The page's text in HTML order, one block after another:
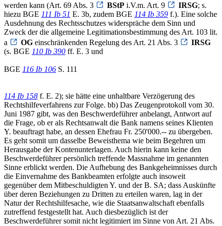
werden kann (Art. 69 Abs. 3
BStP i.V.m. Art. 9 IRSG; s.
hiezu BGE 111 Ib 51 E. 3b, zudem BGE 114 Ib 359 f.). Eine solche
Ausdehnung des Rechtsschutzes widerspräche dem Sinn und
Zweck der die allgemeine Legitimationsbestimmung des Art. 103 lit.
a
OG einschränkenden Regelung des Art. 21 Abs. 3
IRSG
(s. BGE 110 Ib 390 ff. E. 3 und
BGE 116 Ib 106 S. 111
114 Ib 158 f. E. 2); sie hätte eine unhaltbare Verzögerung des
Rechtshilfeverfahrens zur Folge. bb) Das Zeugenprotokoll vom 30.
Juni 1987 gibt, was den Beschwerdeführer anbelangt, Antwort auf
die Frage, ob er als Rechtsanwalt die Bank namens seines Klienten
Y. beauftragt habe, an dessen Ehefrau Fr. 250'000.-- zu übergeben.
Es geht somit um dasselbe Beweisthema wie beim Begehren um
Herausgabe der Kontenunterlagen. Auch hierin kann keine den
Beschwerdeführer persönlich treffende Massnahme im genannten
Sinne erblickt werden. Die Aufhebung des Bankgeheimnisses durch
die Einvernahme des Bankbeamten erfolgte auch insoweit
gegenüber dem Mitbeschuldigten Y. und der B. SA; dass Auskünfte
über deren Beziehungen zu Dritten zu erteilen waren, lag in der
Natur der Rechtshilfesache, wie die Staatsanwaltschaft ebenfalls
zutreffend festgestellt hat. Auch diesbezüglich ist der
Beschwerdeführer somit nicht legitimiert im Sinne von Art. 21 Abs.